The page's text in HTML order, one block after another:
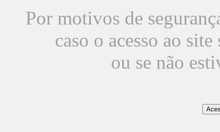
Por motivos de
caso o acesso ao
ou se não